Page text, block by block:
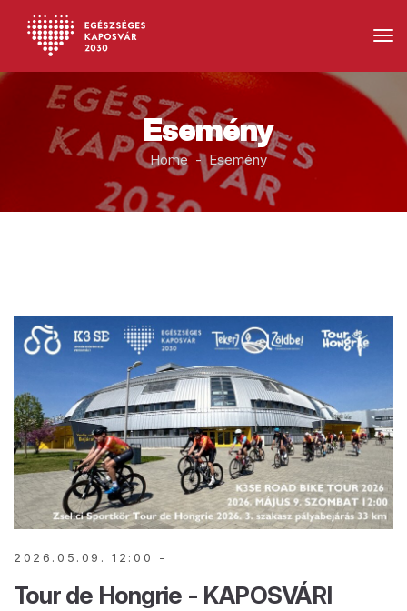
Esemény
Home - Esemény
2026.05.09. 12:00 -
Tour de Hongrie - KAPOSVÁRI